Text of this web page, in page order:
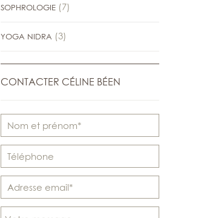
SOPHROLOGIE(7)
YOGA NIDRA (3)
CONTACTER CÉLINE BÉEN